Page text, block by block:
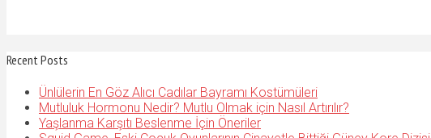
Recent Posts
Ünlülerin En Göz Alıcı Cadılar Bayramı Kostümüleri
Mutluluk Hormonu Nedir? Mutlu Olmak için Nasıl Artırılır?
Yaşlanma Karşıtı Beslenme İçin Öneriler